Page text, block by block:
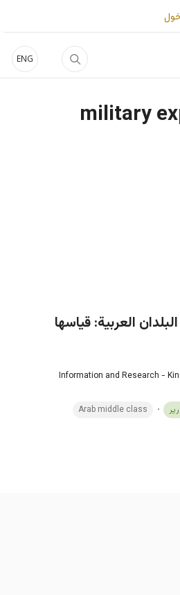
ENG
military
العربية: قياسها
Information and Research -
Arab middle class